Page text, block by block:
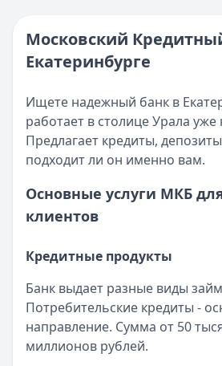
В 2025 году получить
Опубликовано:17 ноября 2025 г.
Категория:Кредиты
Интернет-банк Бинбанка
Кратко:Современные банковские
Опубликовано: 17 ноября 2025 г.
Категория:Кредиты
Субсидии малоимущим семьям в
Кратко:В сложной финансовой
Категория:Кредиты
Читать статью
Оформить кредит для иностранных
Кратко:Получите кредит на
Опубликовано:17 ноября 2025 г.
Категория:Кредиты
Московский
Екатеринбурге
Ищете надежный банк в
работает в столице Урала
Предлагает кредиты,
подходит ли он именно вам.
Основные услуги МКБ
клиентов
Кредитные продукты
Банк выдает разные виды
Потребительские кредиты -
направление. Сумма от 50
миллионов рублей.